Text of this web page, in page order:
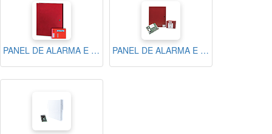
PANEL DE ALARMA E INCENDIO VISTA 250 / 8-250 ZONAS PANEL DE ALARMA E INCENDIO VISTA128 / 8-128 ZONAS